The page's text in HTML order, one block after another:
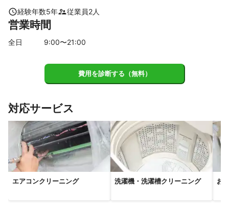
伊根町
和束町 京丹後市
【兵庫県】
丹波篠山市 猪名川町
経験年数5年 従業員2人
営業時間
全日 9:00〜21:00
費用を診断する（無料）
対応サービス
エアコンクリーニング 洗濯機・洗濯槽クリーニング お